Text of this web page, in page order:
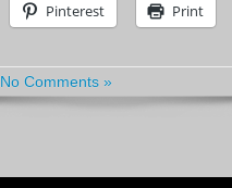
Pinterest Print
No Comments »